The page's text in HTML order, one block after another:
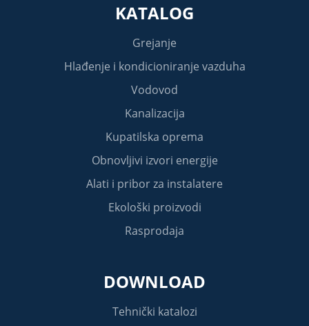
KATALOG
Grejanje
Hlađenje i kondicioniranje vazduha
Vodovod
Kanalizacija
Kupatilska oprema
Obnovljivi izvori energije
Alati i pribor za instalatere
Ekološki proizvodi
Rasprodaja
DOWNLOAD
Tehnički katalozi